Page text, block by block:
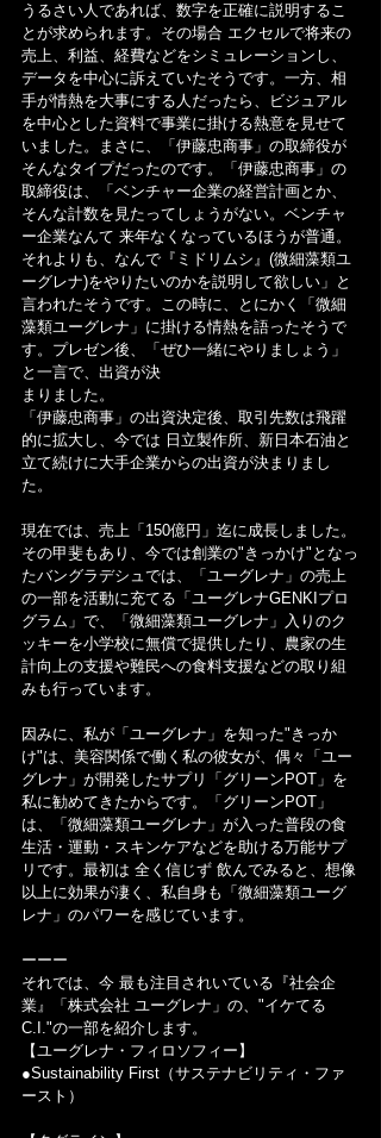
うるさい人であれば、数字を正確に説明するこ
とが求められます。その場合 エクセルで将来の
売上、利益、経費などをシミュレーションし、
データを中心に訴えていたそうです。一方、相
手が情熱を大事にする人だったら、ビジュアル
を中心とした資料で事業に掛ける熱意を見せて
いました。まさに、「伊藤忠商事」の取締役が
そんなタイプだったのです。「伊藤忠商事」の
取締役は、「ベンチャー企業の経営計画とか、
そんな計数を見たってしょうがない。ベンチャ
ー企業なんて 来年なくなっているほうが普通。
それよりも、なんで『ミドリムシ』(微細藻類ユ
ーグレナ)をやりたいのかを説明して欲しい」と
言われたそうです。この時に、とにかく「微細
藻類ユーグレナ」に掛ける情熱を語ったそうで
す。プレゼン後、「ぜひ一緒にやりましょう」
と一言で、出資が決
まりました。
「伊藤忠商事」の出資決定後、取引先数は飛躍
的に拡大し、今では 日立製作所、新日本石油と
立て続けに大手企業からの出資が決まりまし
た。
現在では、売上「150億円」迄に成長しました。
その甲斐もあり、今では創業の"きっかけ"となっ
たバングラデシュでは、「ユーグレナ」の売上
の一部を活動に充てる「ユーグレナGENKIプロ
グラム」で、「微細藻類ユーグレナ」入りのク
ッキーを小学校に無償で提供したり、農家の生
計向上の支援や難民への食料支援などの取り組
みも行っています。
因みに、私が「ユーグレナ」を知った"きっか
け"は、美容関係で働く私の彼女が、偶々「ユー
グレナ」が開発したサプリ「グリーンPOT」を
私に勧めてきたからです。「グリーンPOT」
は、「微細藻類ユーグレナ」が入った普段の食
生活・運動・スキンケアなどを助ける万能サプ
リです。最初は 全く信じず 飲んでみると、想像
以上に効果が凄く、私自身も「微細藻類ユーグ
レナ」のパワーを感じています。
ーーー
それでは、今 最も注目されいている『社会企
業』「株式会社 ユーグレナ」の、"イケてる
C.I."の一部を紹介します。
【ユーグレナ・フィロソフィー】
●Sustainability First（サステナビリティ・ファ
ースト）